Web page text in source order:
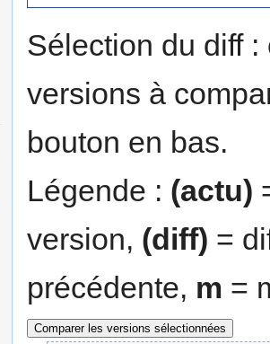
Sélection du diff
versions à
bouton en bas.
Légende : (actu)
version, (diff) =
précédente, m =